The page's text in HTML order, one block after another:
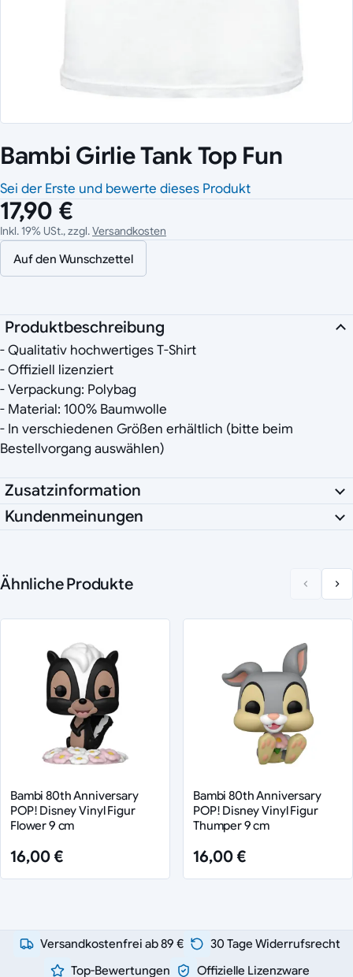
Bambi Girlie Tank Top Fun
Sei der Erste und bewerte dieses Produkt
17,90 €
Inkl. 19% USt., zzgl.Versandkosten
Auf den Wunschzettel
Produktbeschreibung
- Qualitativ hochwertiges T-Shirt
- Offiziell lizenziert
- Verpackung: Polybag
- Material: 100% Baumwolle
- In verschiedenen Größen erhältlich (bitte beim
Bestellvorgang auswählen)
Zusatzinformation
Kundenmeinungen
Ähnliche Produkte
Bambi 80th Anniversary
POP! Disney Vinyl Figur
Flower 9 cm
16,00 €
Bambi 80th Anniversary
POP! Disney Vinyl Figur
Thumper 9 cm
16,00 €
Versandkostenfrei ab 89 €
30 Tage Widerrufsrecht
Top-Bewertungen
Offizielle Lizenzware